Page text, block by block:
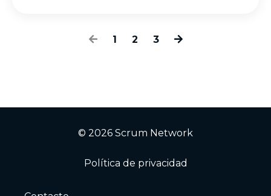
1 2 3
© 2026 Scrum Network
Política de privacidad